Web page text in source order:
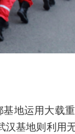
地运用大载
汉基地则利用